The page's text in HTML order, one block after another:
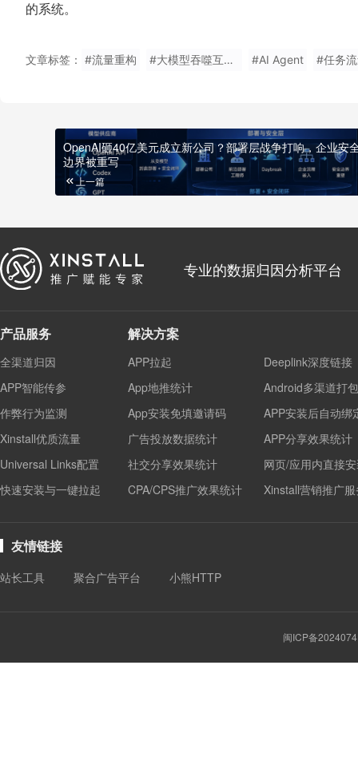
的系统。
文章标签： #流量重构 #大模型吞噬互联网 #AI Agent #任务
OpenAI砸40亿美元成立新公司？部署层战争打响，企业安
边界被重写
上一篇
专业的数据归因分析平台
产品服务
全渠道归因
APP智能传参
作弊行为监测
Xinstall优质流量
Universal Links配置
快速安装与一键拉起
解决方案
APP拉起
Deeplink深度链接
App地推统计
Android多渠道打包
App安装免填邀请码
APP安装后自动绑
广告投放数据统计
APP分享效果统计
社交分享效果统计
网页/应用内直接
CPA/CPS推广效果统计
Xinstall营销推广
友情链接
站长工具 聚合广告平台 小熊HTTP
闽ICP备